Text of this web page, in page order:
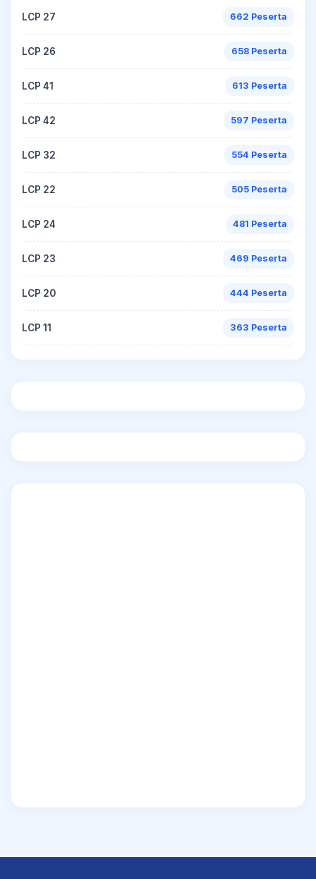
LCP 27 662 Peserta
LCP 26 658 Peserta
LCP 41 613 Peserta
LCP 42 597 Peserta
LCP 32 554 Peserta
LCP 22 505 Peserta
LCP 24 481 Peserta
LCP 23 469 Peserta
LCP 20 444 Peserta
LCP 11 363 Peserta